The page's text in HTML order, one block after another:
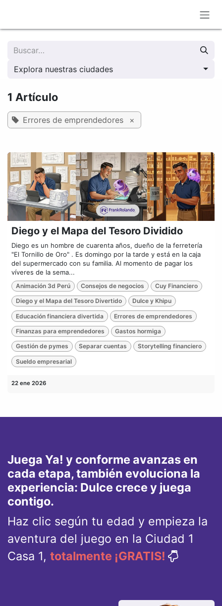
Explora nuestras ciudades
1 Artículo
Errores de emprendedores ×
Diego y el Mapa del Tesoro Dividido
Diego es un hombre de cuarenta años, dueño de la ferretería
"El Tornillo de Oro" . Es domingo por la tarde y está en la caja
del supermercado con su familia. Al momento de pagar los
víveres de la sema...
Animación 3d Perú Consejos de negocios Cuy Financiero
Diego y el Mapa del Tesoro Divertido Dulce y Khipu
Educación financiera divertida Errores de emprendedores
Finanzas para emprendedores Gastos hormiga
Gestión de pymes Separar cuentas Storytelling financiero
Sueldo empresarial
22 ene 2026
Juega Ya! y conforme avanzas en
cada etapa, también evoluciona la
experiencia: Dulce crece y juega
contigo.
Haz clic según tu edad y empieza la
aventura del juego en la Ciudad 1
Casa 1, totalmente ¡GRATIS!